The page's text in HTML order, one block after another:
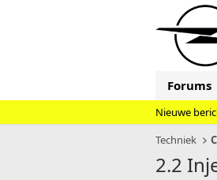
Forums
Nieuwe
Techniek
2.2